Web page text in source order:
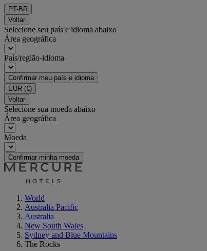
PT-BR
Voltar
Selecione seu país e idioma abaixo
Área geográfica
País/região-idioma
Confirmar meu país e idioma
EUR (€)
Voltar
Selecione sua moeda abaixo
Área geográfica
Moeda
Confirmar minha moeda
World
Australia Pacific
Australia
New South Wales
Sydney and Blue Mountains
The Rocks